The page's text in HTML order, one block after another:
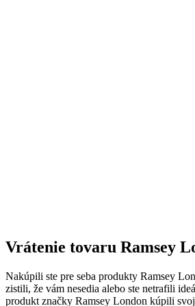
Vrátenie tovaru Ramsey
Nakúpili ste pre seba produkty Ramsey
zistili, že vám nesedia alebo ste netrafili
produkt značky Ramsey London kúpili